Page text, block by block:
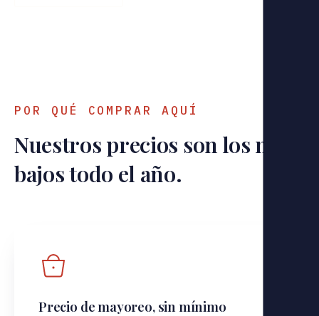
POR QUÉ COMPRAR AQUÍ
Nuestros precios son los mas
bajos todo el año.
Precio de mayoreo, sin mínimo